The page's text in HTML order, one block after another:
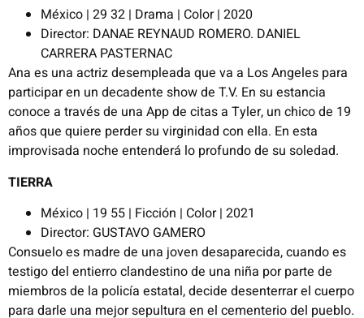
México | 29 32 | Drama | Color | 2020
Director: DANAE REYNAUD ROMERO. DANIEL
CARRERA PASTERNAC
Ana es una actriz desempleada que va a Los Angeles para
participar en un decadente show de T.V. En su estancia
conoce a través de una App de citas a Tyler, un chico de 19
años que quiere perder su virginidad con ella. En esta
improvisada noche entenderá lo profundo de su soledad.
TIERRA
México | 19 55 | Ficción | Color | 2021
Director: GUSTAVO GAMERO
Consuelo es madre de una joven desaparecida, cuando es
testigo del entierro clandestino de una niña por parte de
miembros de la policía estatal, decide desenterrar el cuerpo
para darle una mejor sepultura en el cementerio del pueblo.